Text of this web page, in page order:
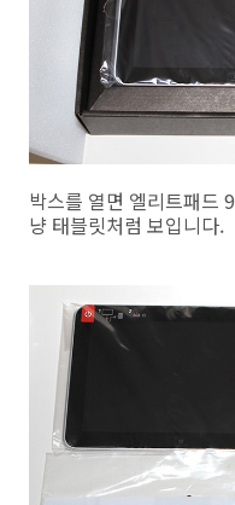
박스를 열면 엘리트패드
냥 태블릿처럼 보입니다.